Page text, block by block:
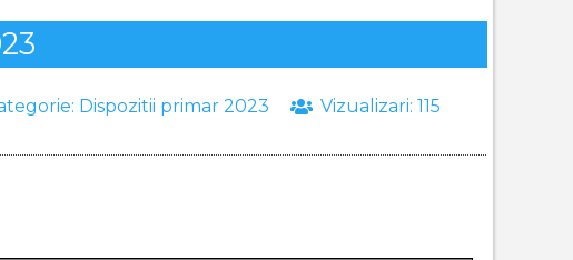
Dispozitii primar 2023 Vizualizari: 115